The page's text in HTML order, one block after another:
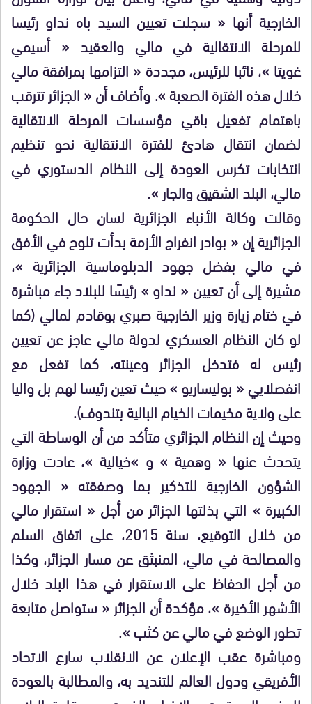
الخارجية أنها « سجلت تعيين السيد باه نداو رئيسا
للمرحلة الانتقالية في مالي والعقيد « أسيمي
غويتا »، نائبا للرئيس، مجددة « التزامها بمرافقة مالي
خلال هذه الفترة الصعبة ». وأضاف أن « الجزائر تترقب
باهتمام تفعيل باقي مؤسسات المرحلة الانتقالية
لضمان انتقال هادئ للفترة الانتقالية نحو تنظيم
انتخابات تكرس العودة إلى النظام الدستوري في
مالي، البلد الشقيق والجار ».
وقالت وكالة الأنباء الجزائرية لسان حال الحكومة
الجزائرية إن « بوادر انفراج الأزمة بدأت تلوح في الأفق
في مالي بفضل جهود الدبلوماسية الجزائرية »،
مشيرة إلى أن تعيين « نداو » رئيسًا للبلاد جاء مباشرة
في ختام زيارة وزير الخارجية صبري بوقادم لمالي (كما
لو كان النظام العسكري لدولة مالي عاجز عن تعيين
رئيس له فتدخل الجزائر وعينته، كما تفعل مع
انفصلايي « بوليساريو » حيث تعين رئيسا لهم بل واليا
على ولاية مخيمات الخيام البالية بتندوف).
وحيث إن النظام الجزائري متأكد من أن الوساطة التي
يتحدث عنها « وهمية » و »خيالية »، عادت وزارة
الشؤون الخارجية للتذكير بـما وصفقته « الجهود
الكبيرة » التي بذلتها الجزائر من أجل « استقرار مالي
من خلال التوقيع، سنة 2015، على اتفاق السلم
والمصالحة في مالي، المنبثق عن مسار الجزائر، وكذا
من أجل الحفاظ على الاستقرار في هذا البلد خلال
الأشهر الأخيرة »، مؤكدة أن الجزائر « ستواصل متابعة
تطور الوضع في مالي عن كثب ».
ومباشرة عقب الإعلان عن الانقلاب سارع الاتحاد
الأفريقي ودول العالم للتنديد به، والمطالبة بالعودة